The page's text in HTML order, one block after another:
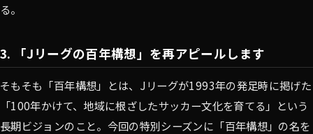
る。
3. 「Jリーグの百年構想」を再アピールします
そもそも「百年構想」とは、Jリーグが1993年の発足時に掲げた
「100年かけて、地域に根ざしたサッカー文化を育てる」という
長期ビジョンのこと。今回の特別シーズンに「百年構想」の名を